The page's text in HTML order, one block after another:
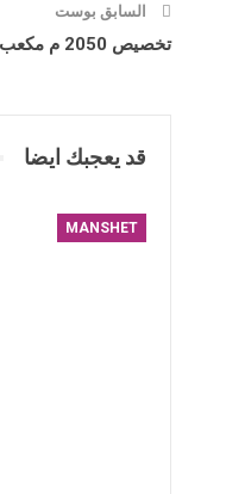
السابق بوست
تخصيص 2050 م مكعب من مادة الإسفلت لتعبيد وترميم الطرق في الدرباسية
قد يعجبك ايضا
MANSHET